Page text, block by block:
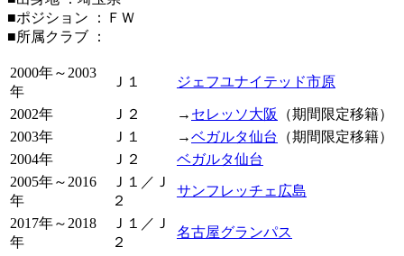
■ポジション ：ＦＷ
■所属クラブ ：
2000年～2003
年
Ｊ１ ジェフユナイテッド市原
2002年 Ｊ２ → セレッソ大阪
（期間限定移籍）
2003年
Ｊ１ →ベガルタ仙台
（期間限定移籍）
2004年
Ｊ２
ベガルタ仙台
2005年～2016
年
Ｊ１／Ｊ
２
サンフレッチェ広島
2017年～2018
年
Ｊ１／Ｊ
２
名古屋グランパス